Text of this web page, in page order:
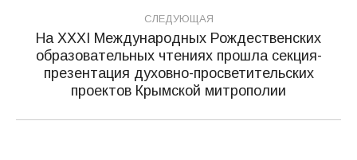
СЛЕДУЮЩАЯ
Следующая
запись:
На XХXI Международных Рождественских
образовательных чтениях прошла секция-
презентация духовно-просветительских
проектов Крымской митрополии